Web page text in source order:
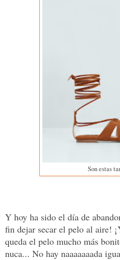
Son estas
Y hoy ha sido el día de
fin dejar secar el pelo al aire!
queda el pelo mucho más
nuca... No hay naaaaaaada